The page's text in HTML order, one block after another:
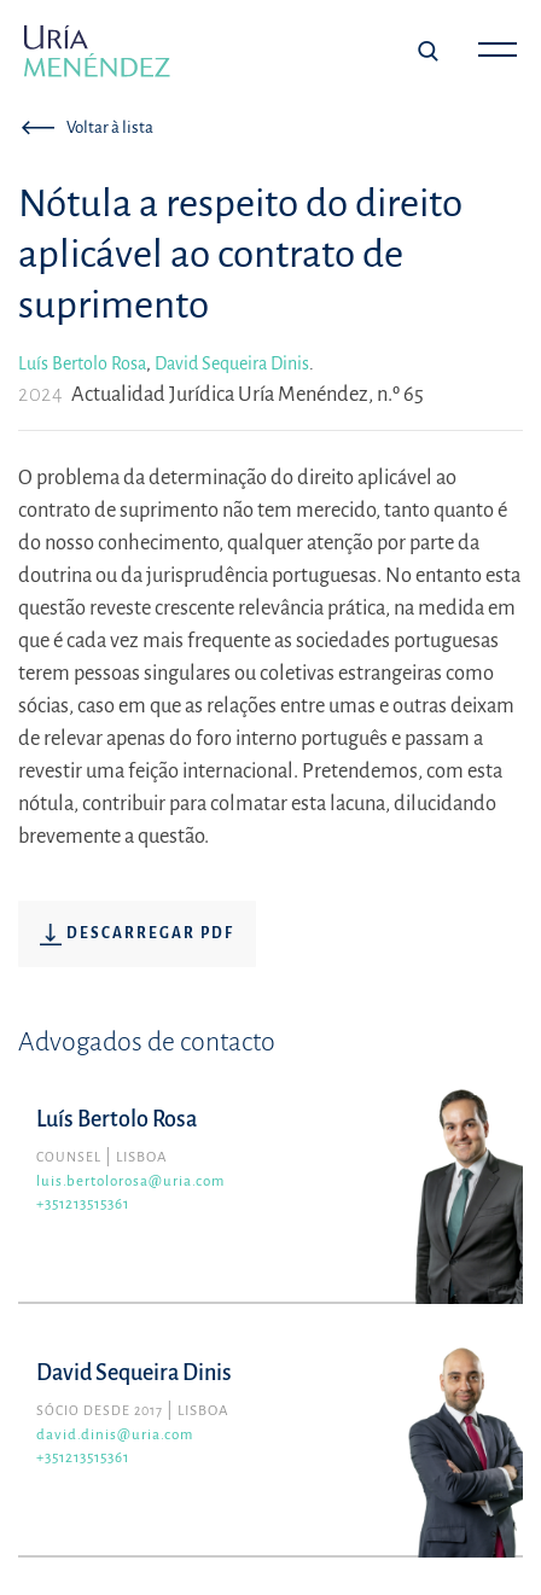
Voltar à lista
Nótula a respeito do direito
aplicável ao contrato de
suprimento
Luís Bertolo Rosa, David Sequeira Dinis.
2024 Actualidad Jurídica Uría Menéndez, n.º 65
O problema da determinação do direito aplicável ao
contrato de suprimento não tem merecido, tanto quanto é
do nosso conhecimento, qualquer atenção por parte da
doutrina ou da jurisprudência portuguesas. No entanto esta
questão reveste crescente relevância prática, na medida em
que é cada vez mais frequente as sociedades portuguesas
terem pessoas singulares ou coletivas estrangeiras como
sócias, caso em que as relações entre umas e outras deixam
de relevar apenas do foro interno português e passam a
revestir uma feição internacional. Pretendemos, com esta
nótula, contribuir para colmatar esta lacuna, dilucidando
brevemente a questão.
DESCARREGAR PDF
Advogados de contacto
Luís Bertolo Rosa
COUNSEL
LISBOA
luis.bertolorosa@uria.com
+351213515361
David Sequeira Dinis
SÓCIO DESDE 2017
LISBOA
david.dinis@uria.com
+351213515361